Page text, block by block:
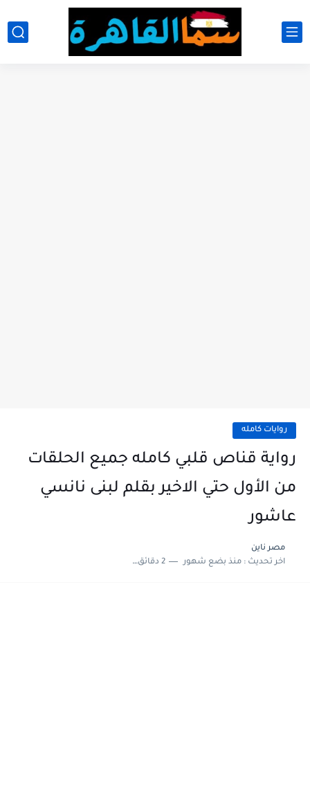
روايات كامله
رواية قناص قلبي كامله جميع الحلقات
من الأول حتي الاخير بقلم لبنى نانسي
عاشور
مصر ناين
اخر تحديث :منذ بضع شهور 2 دقائق للقراءة